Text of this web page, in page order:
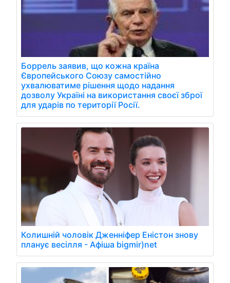
Боррель заявив, що кожна країна
Європейського Союзу самостійно
ухвалюватиме рішення щодо надання
дозволу Україні на використання своєї зброї
для ударів по території Росії.
Колишній чоловік Дженніфер Еністон знову
планує весілля - Афіша bigmir)net